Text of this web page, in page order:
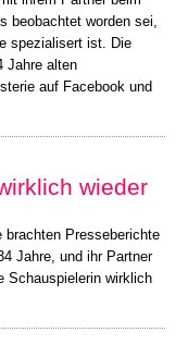
beobachtet worden sei,
spezialisert ist. Die
Jahre alten
auf Facebook und
wieder
brachten Presseberichte
34 Jahre, und ihr Partner
Schauspielerin wirklich